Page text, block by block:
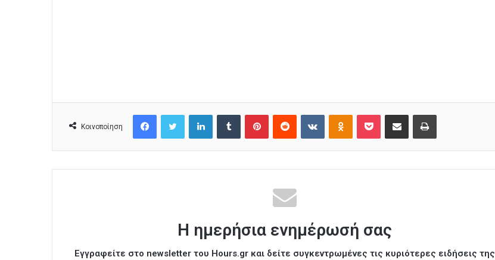
Κοινοποίηση
Η ημερήσια ενημέρωσή σας
Εγγραφείτε στο newsletter του Hours.gr και δείτε συγκεντρωμένες τις κυριότερες ειδήσεις της